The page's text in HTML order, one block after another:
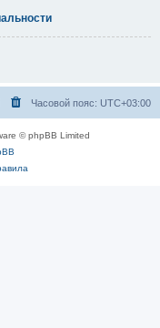
Часовой пояс: UTC+03:00
© phpBB Limited